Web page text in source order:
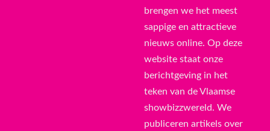
brengen we het meest
sappige en attractieve
nieuws online. Op deze
website staat onze
berichtgeving in het
teken van de Vlaamse
showbizzwereld. We
publiceren artikels over